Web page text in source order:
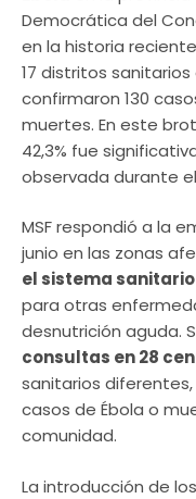
Democrática del
en la historia
17 distritos
confirmaron 130
muertes. En este
42,3% fue
observada durante
MSF respondió a la
junio en las zonas
el sistema
para otras
desnutrición aguda.
consultas en 28
sanitarios
casos de Ébola o
comunidad.
La introducción de